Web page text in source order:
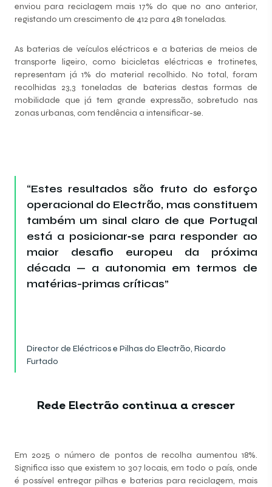
enviou para reciclagem mais 17% do que no ano anterior,
registando um crescimento de 412 para 481 toneladas.
As baterias de veículos eléctricos e a baterias de meios de
transporte ligeiro, como bicicletas eléctricas e trotinetes,
representam já 1% do material recolhido. No total, foram
recolhidas 23,3 toneladas de baterias destas formas de
mobilidade que já tem grande expressão, sobretudo nas
zonas urbanas, com tendência a intensificar-se.
“Estes resultados são fruto do esforço
operacional do Electrão, mas constituem
também um sinal claro de que Portugal
está a posicionar‑se para responder ao
maior desafio europeu da próxima
década — a autonomia em termos de
matérias-primas críticas”
Director de Eléctricos e Pilhas do Electrão, Ricardo
Furtado
Rede Electrão continua a crescer
Em 2025 o número de pontos de recolha aumentou 18%.
Significa isso que existem 10 307 locais, em todo o país, onde
é possível entregar pilhas e baterias para reciclagem, mais